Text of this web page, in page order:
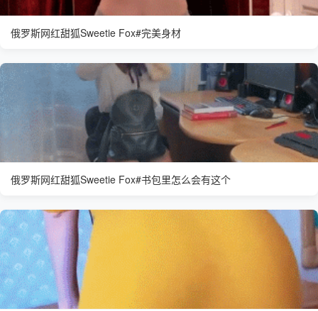
俄罗斯网红甜狐Sweetie Fox#完美身材
俄罗斯网红甜狐Sweetie Fox#书包里怎么会有这个